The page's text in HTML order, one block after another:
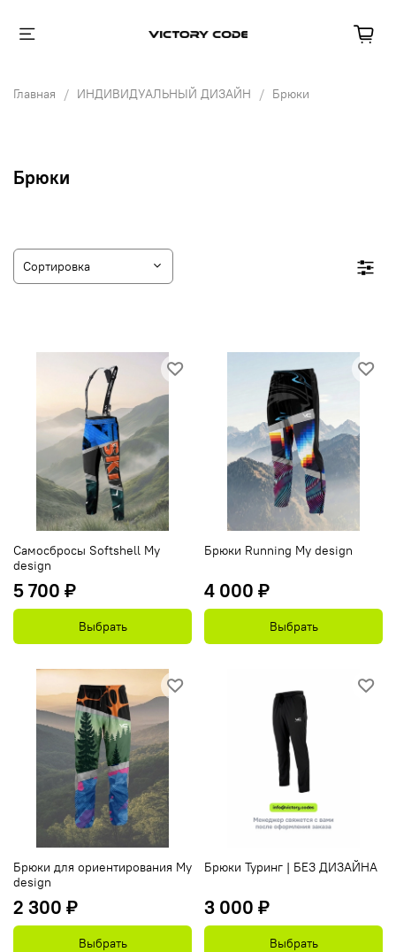
Главная ИНДИВИДУАЛЬНЫЙ ДИЗАЙН Брюки
Брюки
Самосбросы Softshell My
design
5 700 ₽
Выбрать
Брюки Running My design
4 000 ₽
Выбрать
Брюки для ориентирования My
design
2 300 ₽
Выбрать
Брюки Туринг | БЕЗ ДИЗАЙНА
3 000 ₽
Выбрать